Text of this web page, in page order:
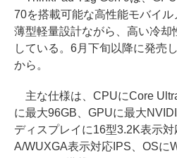
70を搭載可能な高性能モバイ
薄型軽量設計ながら、高い冷却
している。6月下旬以降に発売
から。
主な仕様は、CPUにCore
に最大96GB、GPUに最大
ディスプレイに16型3.2K表示
A/WUXGA表示対応IPS、OSに